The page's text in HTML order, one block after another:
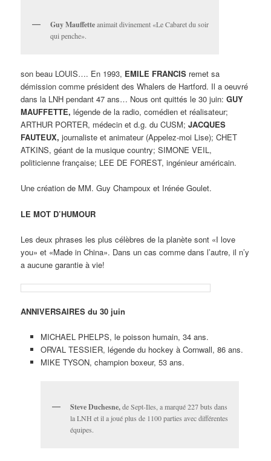
Guy Mauffetteanimait divinement «Le Cabaret du soir
qui penche».
son beau LOUIS…. En 1993, EMILE FRANCIS remet sa
démission comme président des Whalers de Hartford. Il a oeuvré
dans la LNH pendant 47 ans… Nous ont quittés le 30 juin:GUY
MAUFFETTE, légende de la radio, comédien et réalisateur;
ARTHUR PORTER, médecin et d.g. du CUSM;JACQUES
FAUTEUX, journaliste et animateur (Appelez-moi Lise); CHET
ATKINS, géant de la musique country; SIMONE VEIL,
politicienne française; LEE DE FOREST, ingénieur américain.
Une création de MM. Guy Champoux et Irénée Goulet.
LE MOT D’HUMOUR
Les deux phrases les plus célèbres de la planète sont «I love
you» et «Made in China». Dans un cas comme dans l’autre, il n’y
a aucune garantie à vie!
ANNIVERSAIRES du 30 juin
MICHAEL PHELPS, le poisson humain, 34 ans.
ORVAL TESSIER, légende du hockey à Cornwall, 86 ans.
MIKE TYSON, champion boxeur, 53 ans.
Steve Duchesne,de Sept-Iles, a marqué 227 buts dans
la LNH et il a joué plus de 1100 parties avec différentes
équipes.